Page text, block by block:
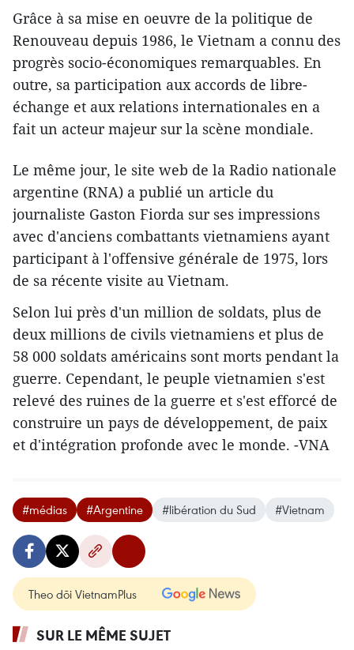
Grâce à sa mise en oeuvre de la politique de
Renouveau depuis 1986, le Vietnam a connu des
progrès socio-économiques remarquables. En
outre, sa participation aux accords de libre-
échange et aux relations internationales en a
fait un acteur majeur sur la scène mondiale.
Le même jour, le site web de la Radio nationale
argentine (RNA) a publié un article du
journaliste Gaston Fiorda sur ses impressions
avec d'anciens combattants vietnamiens ayant
participant à l'offensive générale de 1975, lors
de sa récente visite au Vietnam.
Selon lui près d'un million de soldats, plus de
deux millions de civils vietnamiens et plus de
58 000 soldats américains sont morts pendant la
guerre. Cependant, le peuple vietnamien s'est
relevé des ruines de la guerre et s'est efforcé de
construire un pays de développement, de paix
et d'intégration profonde avec le monde. -VNA
#médias #Argentine #libération du Sud #Vietnam
Theo dõi VietnamPlus
SUR LE MÊME SUJET